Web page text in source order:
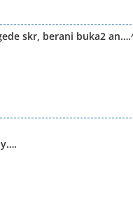
skr, berani buka2